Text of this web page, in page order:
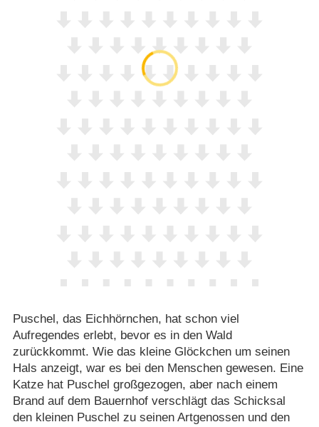
Puschel, das Eichhörnchen, hat schon viel
Aufregendes erlebt, bevor es in den Wald
zurückkommt. Wie das kleine Glöckchen um seinen
Hals anzeigt, war es bei den Menschen gewesen. Eine
Katze hat Puschel großgezogen, aber nach einem
Brand auf dem Bauernhof verschlägt das Schicksal
den kleinen Puschel zu seinen Artgenossen und den